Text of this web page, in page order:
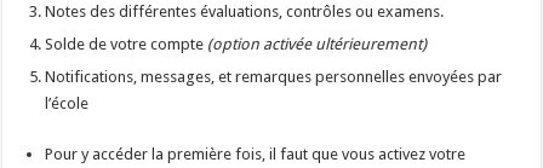
Notes des différentes évaluations, contrôles ou examens.
Solde de votre compte (option activée ultérieurement)
Notifications, messages, et remarques personnelles envoyées par
l’école
Pour y accéder la première fois, il faut que vous activez votre